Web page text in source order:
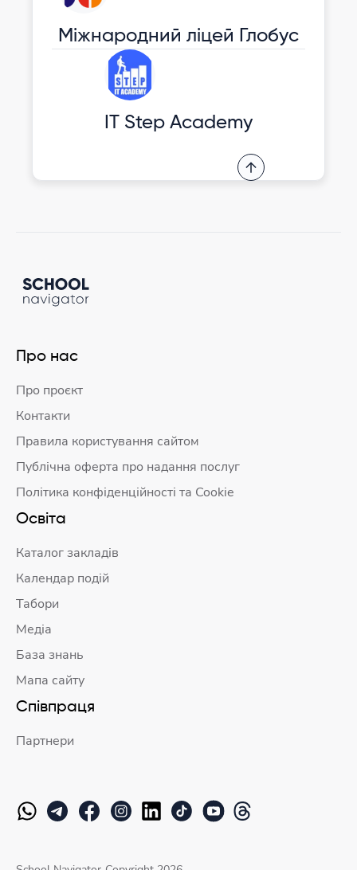
Міжнародний ліцей Глобус
IT Step Academy
Про нас
Про проєкт
Контакти
Правила користування сайтом
Публічна оферта про надання послуг
Політика конфіденційності та Cookie
Освіта
Каталог закладів
Календар подій
Табори
Медіа
База знань
Мапа сайту
Співпраця
Партнери